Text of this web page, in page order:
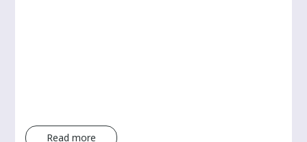
Read more